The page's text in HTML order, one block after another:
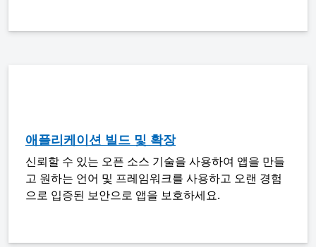
애플리케이션 빌드 및 확장
신뢰할 수 있는 오픈 소스 기술을 사용하여 앱을 만들
고 원하는 언어 및 프레임워크를 사용하고 오랜 경험
으로 입증된 보안으로 앱을 보호하세요.